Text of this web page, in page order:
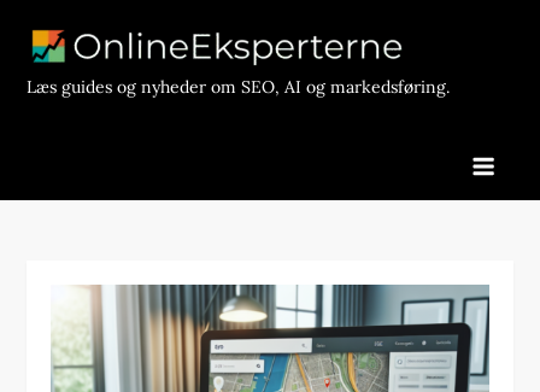
contentLæs guides og nyheder om SEO, AI og markedsføring.